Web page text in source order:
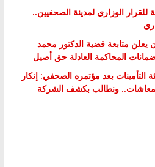
للقرار الوزاري لمدينة الصحفيين..
متابعة قضية الدكتور محمد
المحاكمة العادلة حق أصيل
بعد مؤتمره الصحفي: إنكار
ونطالب بكشف الشركة